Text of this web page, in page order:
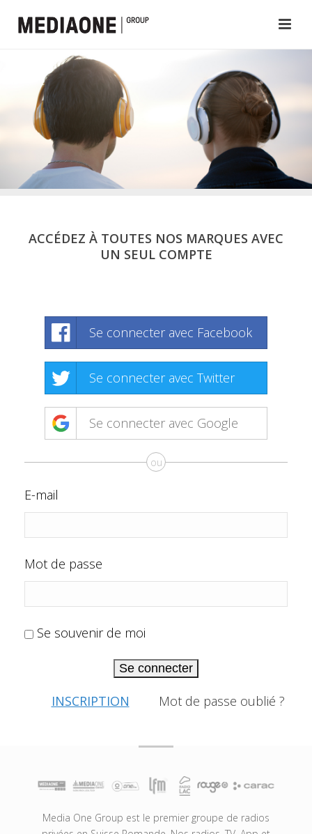
ACCÉDEZ À TOUTES NOS MARQUES AVEC
UN SEUL COMPTE
Se connecter avec Facebook
Se connecter avec Twitter
Se connecter avec Google
ou
E-mail
Mot de passe
Se souvenir de moi
Se connecter
INSCRIPTION Mot de passe oublié ?
Media One Group est le premier groupe de radios